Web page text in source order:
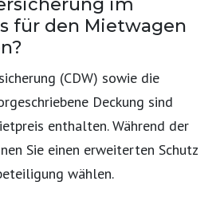
im
für den Mietwagen
(CDW) sowie die
Deckung sind
enthalten. Während der
Sie einen erweiterten Schutz
wählen.